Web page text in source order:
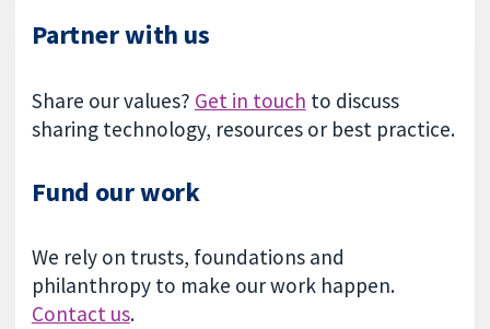
Partner with us
Share our values? Get in touch to discuss
sharing technology, resources or best practice.
Fund our work
We rely on trusts, foundations and
philanthropy to make our work happen.
Contact us.